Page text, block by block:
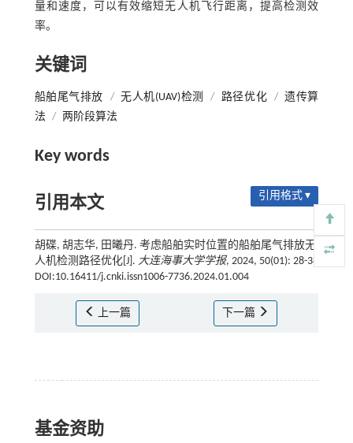
量和速度，可以有效缩短无人机飞行距离，提高检测效
率。
关键词
船舶尾气排放 / 无人机(UAV)检测 / 路径优化 / 遗传算
法 / 两阶段算法
Key words
引用本文 引用格式 ▾
胡碟, 胡志华, 田曦丹. 考虑船舶实时位置的船舶尾气排放无
人机检测路径优化[J]. 大连海事大学学报, 2024, 50(01): 28-38
DOI:10.16411/j.cnki.issn1006-7736.2024.01.004
上一篇 下一篇
基金资助